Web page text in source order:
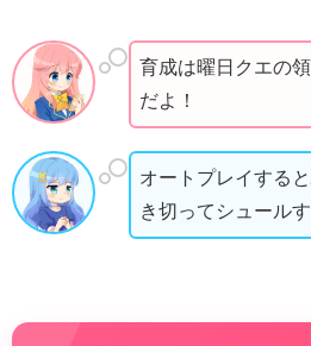
育成は曜日クエの
だよ！
オートプレイする
き切ってシュール